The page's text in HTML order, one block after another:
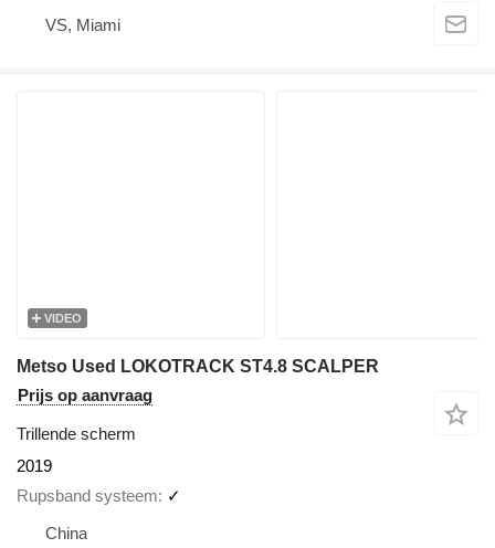
VS, Miami
VIDEO
Metso Used LOKOTRACK ST4.8 SCALPER
Prijs op aanvraag
Trillende scherm
2019
Rupsband systeem
✓
China